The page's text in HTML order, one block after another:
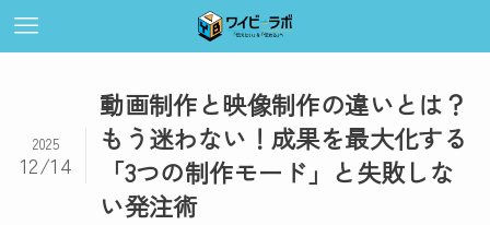
動画制作と映像制作の違いとは？
もう迷わない！成果を最大化する
「3つの制作モード」と失敗しな
い発注術
2025
12/14